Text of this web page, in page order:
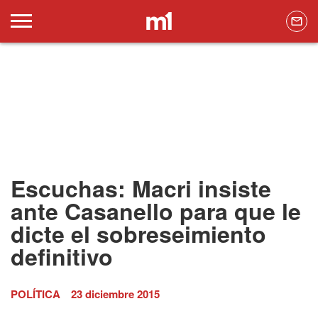
Escuchas: Macri insiste
ante Casanello para que le
dicte el sobreseimiento
definitivo
POLÍTICA 23 diciembre 2015